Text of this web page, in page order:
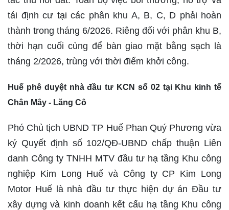
tái định cư tại các phân khu A, B, C, D phải hoàn
thành trong tháng 6/2026. Riêng đối với phân khu B,
thời hạn cuối cùng để bàn giao mặt bằng sạch là
tháng 2/2026, trùng với thời điểm khởi công.
Huế phê duyệt nhà đầu tư KCN số 02 tại Khu kinh tế
Chân Mây - Lăng Cô
Phó Chủ tịch UBND TP Huế Phan Quý Phương vừa
ký Quyết định số 102/QĐ-UBND chấp thuận Liên
danh Công ty TNHH MTV đầu tư hạ tầng Khu công
nghiệp Kim Long Huế và Công ty CP Kim Long
Motor Huế là nhà đầu tư thực hiện dự án Đầu tư
xây dựng và kinh doanh kết cấu hạ tầng Khu công